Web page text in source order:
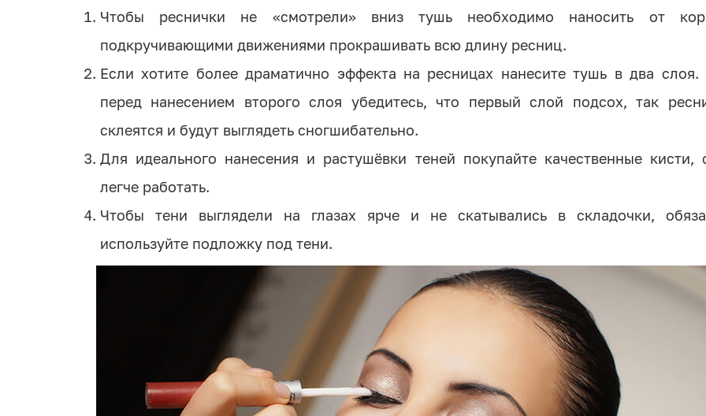
Чтобы реснички не «смотрели» вниз тушь необходимо наносить от
подкручивающими движениями прокрашивать всю длину ресниц.
Если хотите более драматично эффекта на ресницах нанесите тушь в два слоя.
перед нанесением второго слоя убедитесь, что первый слой подсох, так
склеятся и будут выглядеть сногшибательно.
Для идеального нанесения и растушёвки теней покупайте качественные кисти,
легче работать.
Чтобы тени выглядели на глазах ярче и не скатывались в складочки,
используйте подложку под тени.